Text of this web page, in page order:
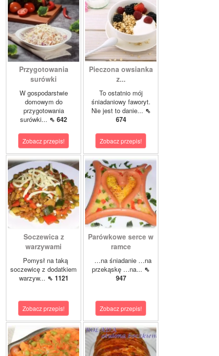
Przygotowania
surówki
W gospodarstwie
domowym do
przygotowania
surówki... ⇖ 642
Zobacz przepis!
Pieczona owsianka
z...
To ostatnio mój
śniadaniowy faworyt.
Nie jest to danie... ⇖
674
Zobacz przepis!
Soczewica z
warzywami
Pomysł na taką
soczewicę z dodatkiem
warzyw... ⇖ 1121
Zobacz przepis!
Parówkowe serce w
ramce
…na śniadanie …na
przekąskę …na... ⇖
947
Zobacz przepis!